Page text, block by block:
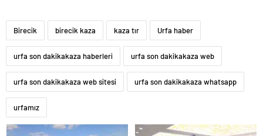
Birecik birecik kaza kaza tır Urfa haber
urfa son dakikakaza haberleri urfa son dakikakaza web
urfa son dakikakaza web sitesi urfa son dakikakaza whatsapp
urfamız